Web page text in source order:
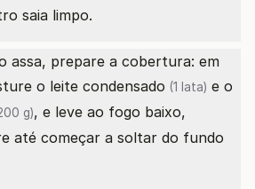
saia limpo.
assa, prepare a cobertura: em
o leite condensado (1 lata) e o
g), e leve ao fogo baixo,
até começar a soltar do fundo